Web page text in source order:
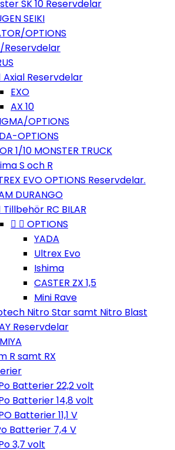
SK 10 Reservdelar
SEIKI
OPTIONS
Reservdelar
Axial Reservdelar
EXO
AX 10
OPTIONS
OPTIONS
1/10 MONSTER TRUCK
S och R
EVO OPTIONS Reservdelar.
DURANGO
Tillbehör RC BILAR
  OPTIONS
YADA
Ultrex Evo
Ishima
CASTER ZX 1,5
Mini Rave
Nitro Star samt Nitro Blast
Reservdelar
R samt RX
Batterier 22,2 volt
Batterier 14,8 volt
Batterier 11,1 V
Batterier 7,4 V
3,7 volt